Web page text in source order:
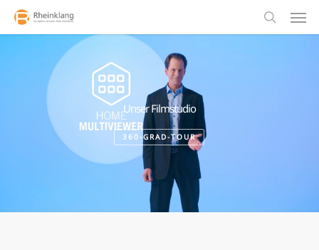
Skip
search
Unser Filmstudio
360-GRAD-TOUR